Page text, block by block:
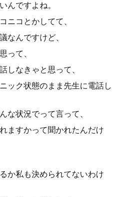
んですよね。
ニコとかしてて、
なんですけど、
って、
しなきゃと思って、
ック状態のまま先生に電話し
な状況でって言って、
ますかって聞かれたんだけ
か私も決められてないわけ